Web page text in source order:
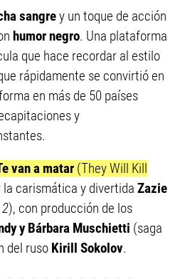
sangrey un toque de acción
humor negro. Una plataforma
que hace recordar al estilo
rápidamente se convirtió en
en más de 50 países
y
van a matar (They Will Kill
carismática y divertida Zazie
), con producción de los
y Bárbara Muschietti (saga
del ruso Kirill Sokolov.